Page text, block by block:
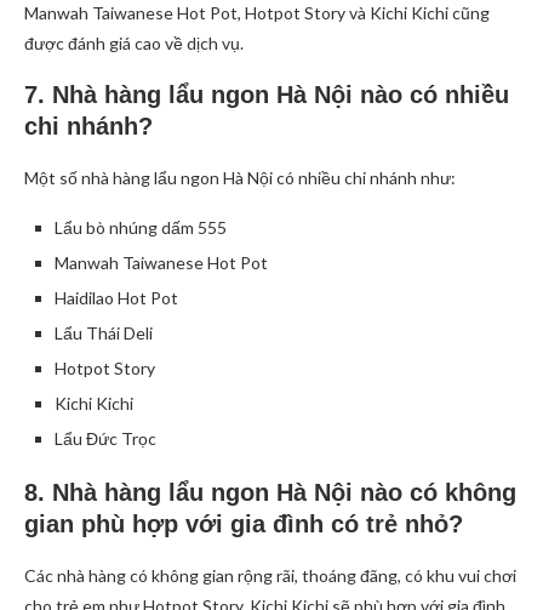
Manwah Taiwanese Hot Pot, Hotpot Story và Kichi Kichi cũng
được đánh giá cao về dịch vụ.
7. Nhà hàng lẩu ngon Hà Nội nào có nhiều
chi nhánh?
Một số nhà hàng lẩu ngon Hà Nội có nhiều chi nhánh như:
Lẩu bò nhúng dấm 555
Manwah Taiwanese Hot Pot
Haidilao Hot Pot
Lẩu Thái Deli
Hotpot Story
Kichi Kichi
Lẩu Đức Trọc
8. Nhà hàng lẩu ngon Hà Nội nào có không
gian phù hợp với gia đình có trẻ nhỏ?
Các nhà hàng có không gian rộng rãi, thoáng đãng, có khu vui chơi
cho trẻ em như Hotpot Story, Kichi Kichi sẽ phù hợp với gia đình